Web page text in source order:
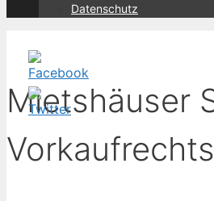
Datenschutz
Mietshäuser
Vorkaufrechts